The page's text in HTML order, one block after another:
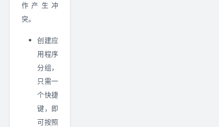
作产生冲
突。
创建应
用程序
分组，
只需一
个快捷
键，即
可按照